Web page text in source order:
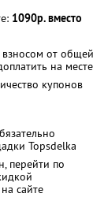
1090р. вместо
взносом от общей
на месте
купонов
Topsdelka
перейти по
сайте